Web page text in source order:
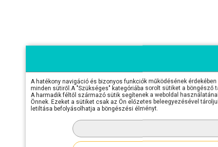
A hatékony navigáció és bizonyos funkciók működésének
minden sütiről.A "Szükséges" kategóriába sorolt sütiket a
A harmadik féltől származó sütik segítenek a weboldal
Önnek. Ezeket a sütiket csak az Ön előzetes beleegyezésével
letiltása befolyásolhatja a böngészési élményt.